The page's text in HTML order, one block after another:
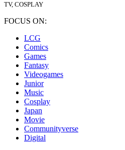
TV, COSPLAY
FOCUS ON:
LCG
Comics
Games
Fantasy
Videogames
Junior
Music
Cosplay
Japan
Movie
Communityverse
Digital